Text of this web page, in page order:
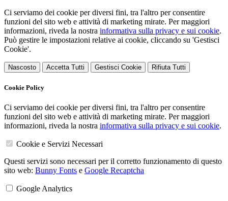
Ci serviamo dei cookie per diversi fini, tra l'altro per consentire
funzioni del sito web e attività di marketing mirate. Per maggiori
informazioni, riveda la nostra informativa sulla privacy e sui cookie.
Può gestire le impostazioni relative ai cookie, cliccando su 'Gestisci
Cookie'.
Nascosto Accetta Tutti Gestisci Cookie Rifiuta Tutti
Cookie Policy
Ci serviamo dei cookie per diversi fini, tra l'altro per consentire
funzioni del sito web e attività di marketing mirate. Per maggiori
informazioni, riveda la nostra informativa sulla privacy e sui cookie.
Cookie e Servizi Necessari
Questi servizi sono necessari per il corretto funzionamento di questo
sito web: Bunny Fonts e Google Recaptcha
Google Analytics